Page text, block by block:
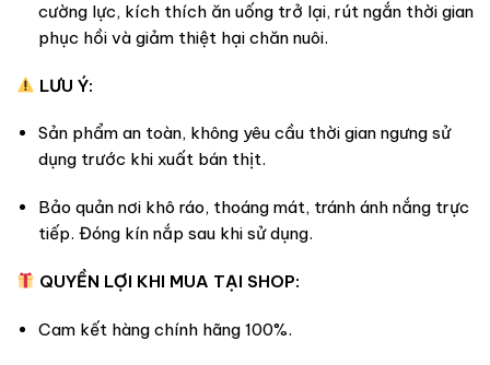
cường lực, kích thích ăn uống trở lại, rút ngắn thời gian
phục hồi và giảm thiệt hại chăn nuôi.
LƯU Ý:
Sản phẩm an toàn, không yêu cầu thời gian ngưng sử
dụng trước khi xuất bán thịt.
Bảo quản nơi khô ráo, thoáng mát, tránh ánh nắng trực
tiếp. Đóng kín nắp sau khi sử dụng.
QUYỀN LỢI KHI MUA TẠI SHOP:
Cam kết hàng chính hãng 100%.